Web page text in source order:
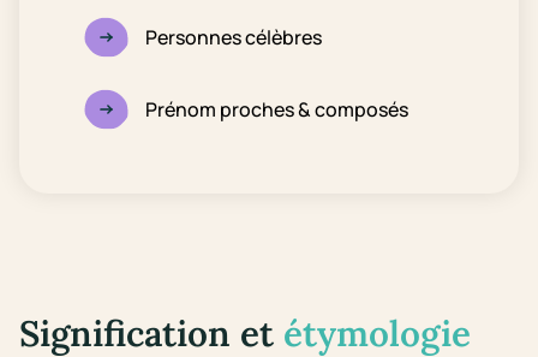
Personnes célèbres
Prénom proches & composés
Signification et étymologie